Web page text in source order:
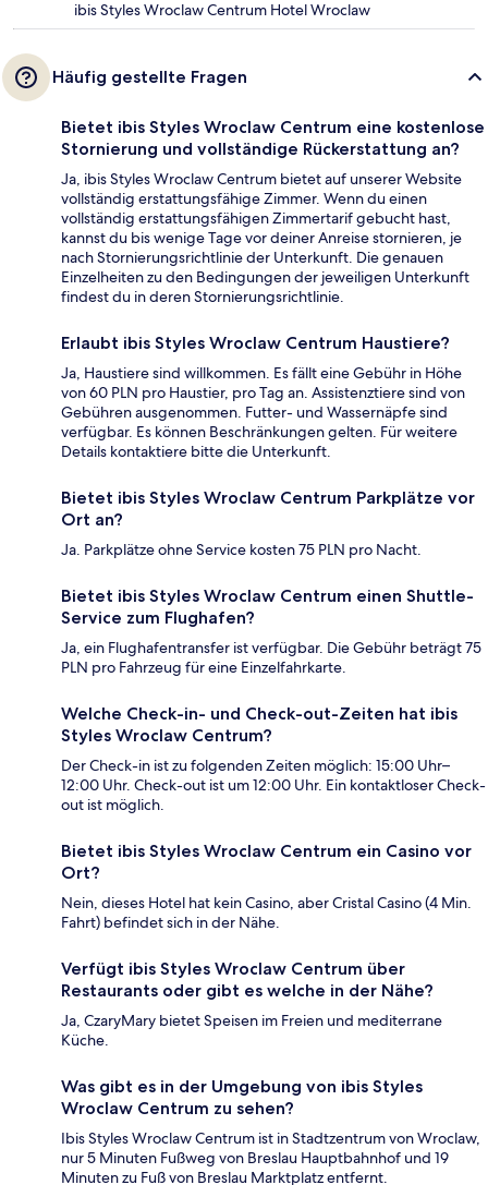
ibis Styles Wroclaw Centrum Hotel Wroclaw
Häufig gestellte Fragen
Bietet ibis Styles Wroclaw Centrum eine kostenlose
Stornierung und vollständige Rückerstattung an?
Ja, ibis Styles Wroclaw Centrum bietet auf unserer Website
vollständig erstattungsfähige Zimmer. Wenn du einen
vollständig erstattungsfähigen Zimmertarif gebucht hast,
kannst du bis wenige Tage vor deiner Anreise stornieren, je
nach Stornierungsrichtlinie der Unterkunft. Die genauen
Einzelheiten zu den Bedingungen der jeweiligen Unterkunft
findest du in deren Stornierungsrichtlinie.
Erlaubt ibis Styles Wroclaw Centrum Haustiere?
Ja, Haustiere sind willkommen. Es fällt eine Gebühr in Höhe
von 60 PLN pro Haustier, pro Tag an. Assistenztiere sind von
Gebühren ausgenommen. Futter- und Wassernäpfe sind
verfügbar. Es können Beschränkungen gelten. Für weitere
Details kontaktiere bitte die Unterkunft.
Bietet ibis Styles Wroclaw Centrum Parkplätze vor
Ort an?
Ja. Parkplätze ohne Service kosten 75 PLN pro Nacht.
Bietet ibis Styles Wroclaw Centrum einen Shuttle-
Service zum Flughafen?
Ja, ein Flughafentransfer ist verfügbar. Die Gebühr beträgt 75
PLN pro Fahrzeug für eine Einzelfahrkarte.
Welche Check-in- und Check-out-Zeiten hat ibis
Styles Wroclaw Centrum?
Der Check-in ist zu folgenden Zeiten möglich: 15:00 Uhr–
12:00 Uhr. Check-out ist um 12:00 Uhr. Ein kontaktloser Check-
out ist möglich.
Bietet ibis Styles Wroclaw Centrum ein Casino vor
Ort?
Nein, dieses Hotel hat kein Casino, aber Cristal Casino (4 Min.
Fahrt) befindet sich in der Nähe.
Verfügt ibis Styles Wroclaw Centrum über
Restaurants oder gibt es welche in der Nähe?
Ja, CzaryMary bietet Speisen im Freien und mediterrane
Küche.
Was gibt es in der Umgebung von ibis Styles
Wroclaw Centrum zu sehen?
Ibis Styles Wroclaw Centrum ist in Stadtzentrum von Wroclaw,
nur 5 Minuten Fußweg von Breslau Hauptbahnhof und 19
Minuten zu Fuß von Breslau Marktplatz entfernt.